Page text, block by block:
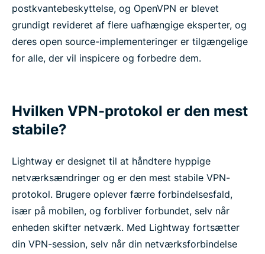
postkvantebeskyttelse, og OpenVPN er blevet
grundigt revideret af flere uafhængige eksperter, og
deres open source-implementeringer er tilgængelige
for alle, der vil inspicere og forbedre dem.
Hvilken VPN-protokol er den mest
stabile?
Lightway er designet til at håndtere hyppige
netværksændringer og er den mest stabile VPN-
protokol. Brugere oplever færre forbindelsesfald,
især på mobilen, og forbliver forbundet, selv når
enheden skifter netværk. Med Lightway fortsætter
din VPN-session, selv når din netværksforbindelse